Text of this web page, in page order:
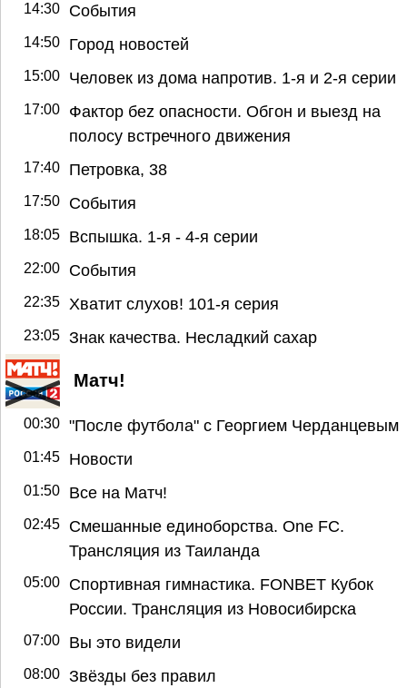
14:30 События
14:50 Город новостей
15:00 Человек из дома напротив. 1-я и 2-я серии
17:00
Фактор беz опасности. Обгон и выезд на
полосу встречного движения
17:40 Петровка, 38
17:50 События
18:05 Вспышка. 1-я - 4-я серии
22:00 События
22:35 Хватит слухов! 101-я серия
23:05 Знак качества. Несладкий сахар
Матч!
00:30 "После футбола" с Георгием Черданцевым
01:45 Новости
01:50 Все на Матч!
02:45
Смешанные единоборства. One FC.
Трансляция из Таиланда
05:00
Спортивная гимнастика. FONBET Кубок
России. Трансляция из Новосибирска
07:00 Вы это видели
08:00 Звёзды без правил